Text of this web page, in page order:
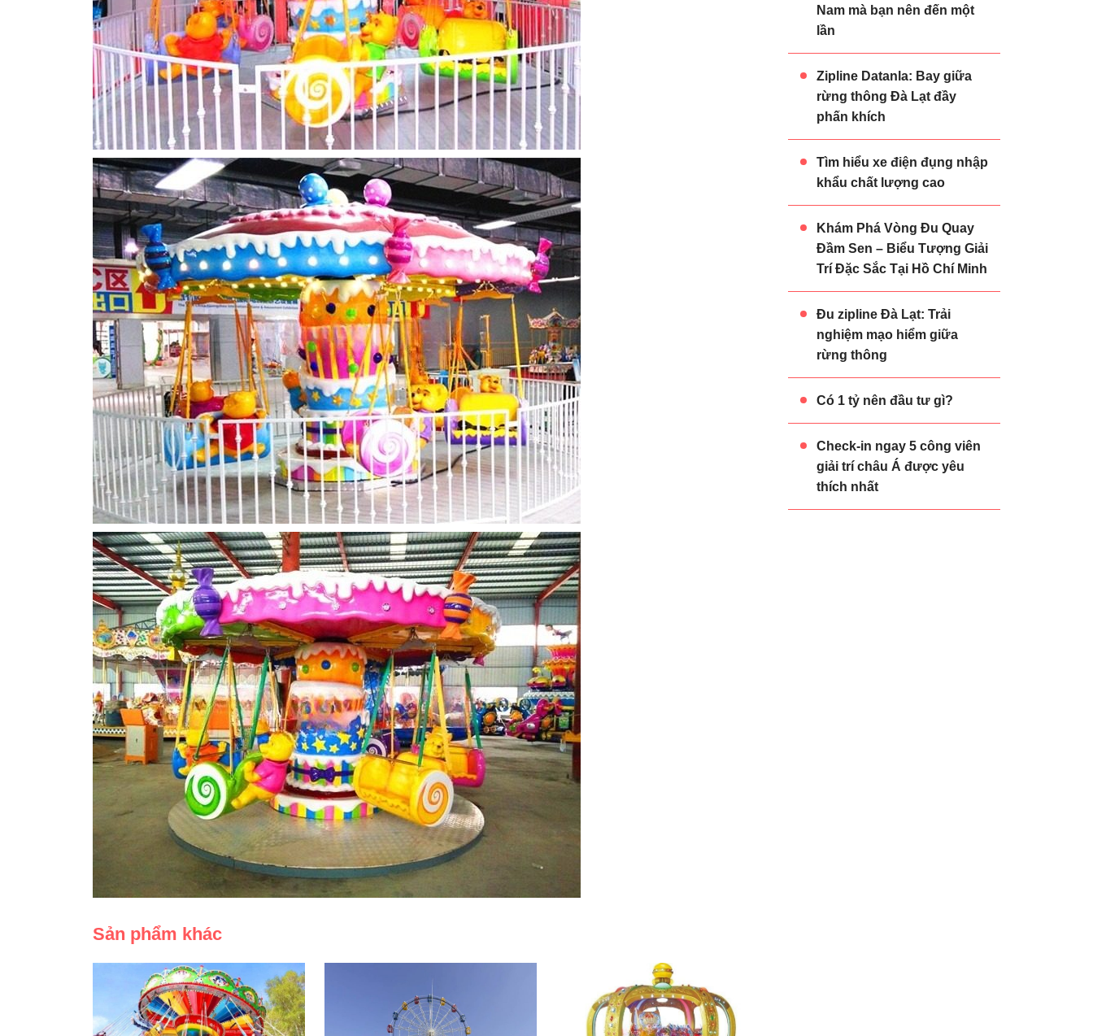
Sản phẩm khác
Nam mà bạn nên đến một
lần
Zipline Datanla: Bay giữa
rừng thông Đà Lạt đầy
phấn khích
Tìm hiểu xe điện đụng nhập
khẩu chất lượng cao
Khám Phá Vòng Đu Quay
Đầm Sen – Biểu Tượng Giải
Trí Đặc Sắc Tại Hồ Chí Minh
Đu zipline Đà Lạt: Trải
nghiệm mạo hiểm giữa
rừng thông
Có 1 tỷ nên đầu tư gì?
Check-in ngay 5 công viên
giải trí châu Á được yêu
thích nhất